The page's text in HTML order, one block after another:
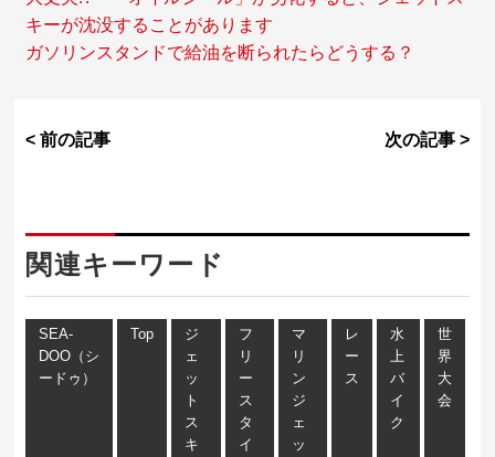
キーが沈没することがあります
ガソリンスタンドで給油を断られたらどうする？
< 前の記事 次の記事 >
関連キーワード
SEA-
DOO（シ
ードゥ）
Top
ジ
ェ
ッ
ト
ス
キ
フ
リ
ー
ス
タ
イ
マ
リ
ン
ジ
ェ
ッ
レ
ー
ス
水
上
バ
イ
ク
世
界
大
会